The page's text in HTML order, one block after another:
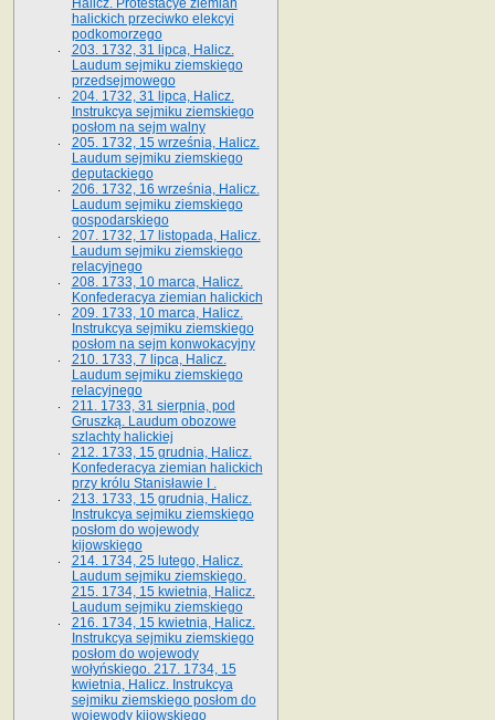
Halicz. Protestacye ziemian
halickich przeciwko elekcyi
podkomorzego
203. 1732, 31 lipca, Halicz.
Laudum sejmiku ziemskiego
przedsejmowego
204. 1732, 31 lipca, Halicz.
Instrukcya sejmiku ziemskiego
posłom na sejm walny
205. 1732, 15 września, Halicz.
Laudum sejmiku ziemskiego
deputackiego
206. 1732, 16 września, Halicz.
Laudum sejmiku ziemskiego
gospodarskiego
207. 1732, 17 listopada, Halicz.
Laudum sejmiku ziemskiego
relacyjnego
208. 1733, 10 marca, Halicz.
Konfederacya ziemian halickich­
209. 1733, 10 marca, Halicz.
Instrukcya sejmiku ziemskiego
posłom na sejm konwokacyjny
210. 1733, 7 lipca, Halicz.
Laudum sejmiku ziemskiego
relacyjnego
211. 1733, 31 sierpnia, pod
Gruszką. Laudum obozowe
szlachty halickiej
212. 1733, 15 grudnia, Halicz.
Konfederacya ziemian halickich
przy królu Stanisławie I .
213. 1733, 15 grudnia, Halicz.
Instrukcya sejmiku ziemskiego
posłom do wojewody
kijowskiego
214. 1734, 25 lutego, Halicz.
Laudum sejmiku ziemskiego.
215. 1734, 15 kwietnia, Halicz.
Laudum sejmiku ziemskiego
216. 1734, 15 kwietnia, Halicz.
Instrukcya sejmiku ziemskiego
posłom do wojewody
wołyńskiego. 217. 1734, 15
kwietnia, Halicz. Instrukcya
sejmiku ziemskiego posłom do
wojewody kijowskiego